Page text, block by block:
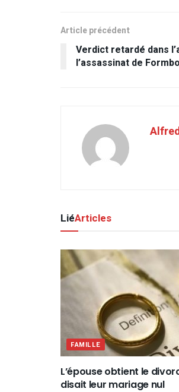
Article précédent
Verdict retardé dans
l’assassinat de
LiéArticles
FAMILLE
L’épouse obtient le
disait leur mariage nul